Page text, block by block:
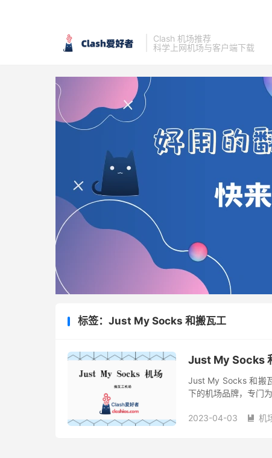
Clash 机场推荐
科学上网机场与客户端下载
标签：Just My Socks 和搬瓦工
Just My Socks
Just My Socks 和搬
下的机场品牌，专门
2023-04-03  机